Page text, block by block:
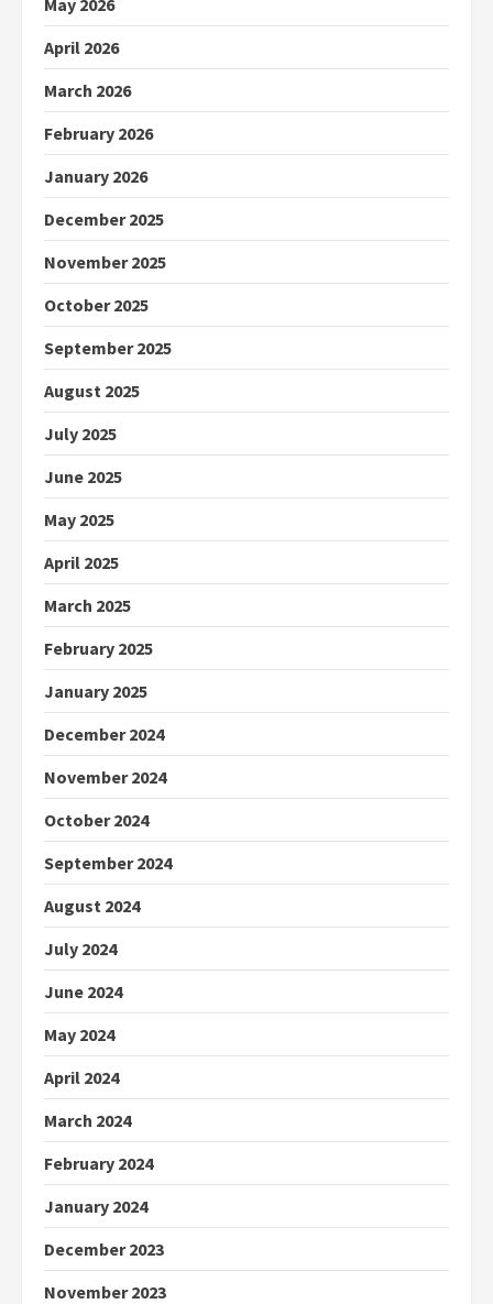
April 2026
March 2026
February 2026
January 2026
December 2025
November 2025
October 2025
September 2025
August 2025
July 2025
June 2025
May 2025
April 2025
March 2025
February 2025
January 2025
December 2024
November 2024
October 2024
September 2024
August 2024
July 2024
June 2024
May 2024
April 2024
March 2024
February 2024
January 2024
December 2023
November 2023